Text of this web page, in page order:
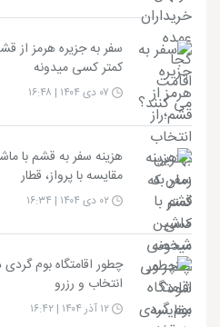
سفر به جزیره هرمز از
کمتر کسی میدونه
هزینه سفر به قشم با
مقایسه با پرواز، قطار
چطور اقامتگاه بوم
انتخاب و رزرو